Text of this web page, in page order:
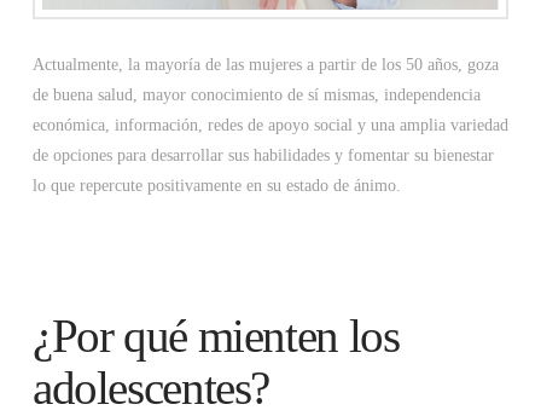
Actualmente, la mayoría de las mujeres a partir de los 50 años, goza
de buena salud, mayor conocimiento de sí mismas, independencia
económica, información, redes de apoyo social y una amplia variedad
de opciones para desarrollar sus habilidades y fomentar su bienestar
lo que repercute positivamente en su estado de ánimo.
¿Por qué mienten los
adolescentes?